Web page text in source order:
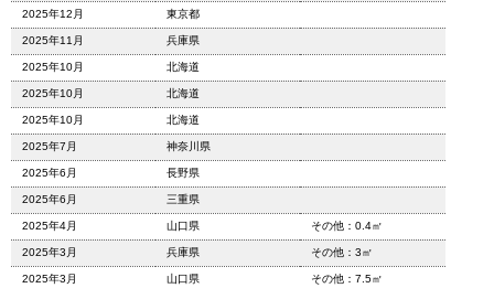
2025年12月 東京都
2025年11月 兵庫県
2025年10月 北海道
2025年10月 北海道
2025年10月 北海道
2025年7月 神奈川県
2025年6月 長野県
2025年6月 三重県
2025年4月 山口県 その他：0.4㎡
2025年3月 兵庫県 その他：3㎡
2025年3月 山口県 その他：7.5㎡